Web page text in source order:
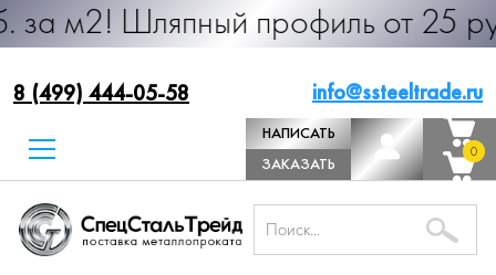
профиль от 25 руб. за
8 (499) 444-05-58 info@ssteeltrade.ru
НАПИСАТЬ
ДИРЕКТОРУ
ЗАКАЗАТЬ
ЗВОНОК
0
0